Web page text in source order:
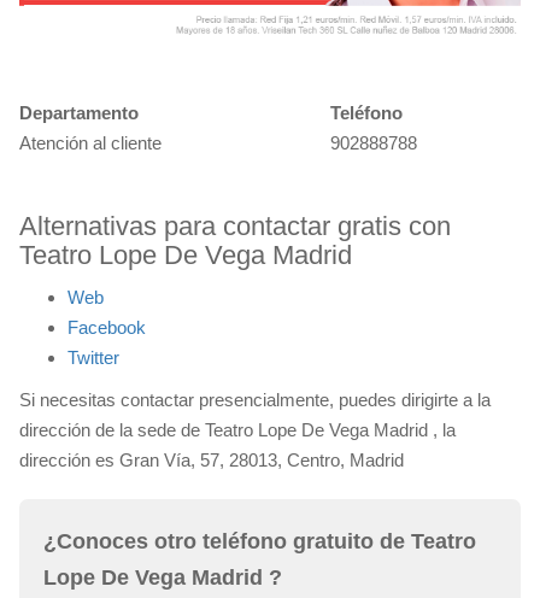
Departamento
Teléfono
Atención al cliente
902888788
Alternativas para contactar gratis con
Teatro Lope De Vega Madrid
Web
Facebook
Twitter
Si necesitas contactar presencialmente, puedes dirigirte a la
dirección de la sede de Teatro Lope De Vega Madrid , la
dirección es Gran Vía, 57, 28013, Centro, Madrid
¿Conoces otro teléfono gratuito de Teatro
Lope De Vega Madrid ?